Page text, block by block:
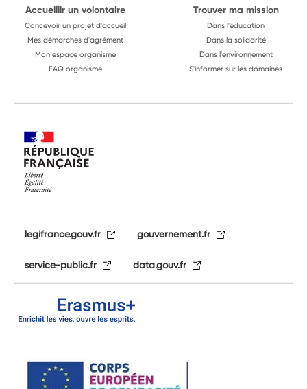
Accueillir un volontaire
Concevoir un projet d'accueil
Mes démarches d'agrément
Mon espace organisme
FAQ organisme
Trouver ma mission
Dans l'éducation
Dans la solidarité
Dans l'environnement
S'informer sur les domaines
legifrance.gouv.fr gouvernement.fr
service-public.fr data.gouv.fr